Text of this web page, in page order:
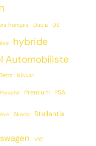
français Dacia DS
hybride
Automobiliste
Nissan
Porsche Premium PSA
Skoda Stellantis
VW